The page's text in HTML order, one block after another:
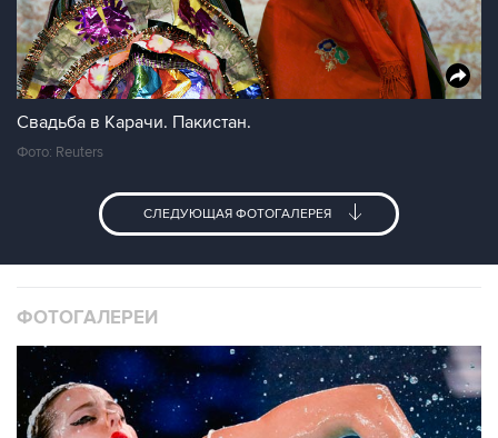
Свадьба в Карачи. Пакистан.
Фото: Reuters
СЛЕДУЮЩАЯ ФОТОГАЛЕРЕЯ
ФОТОГАЛЕРЕИ